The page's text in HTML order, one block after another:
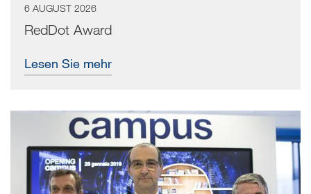
6 AUGUST 2026
RedDot Award
Lesen Sie mehr